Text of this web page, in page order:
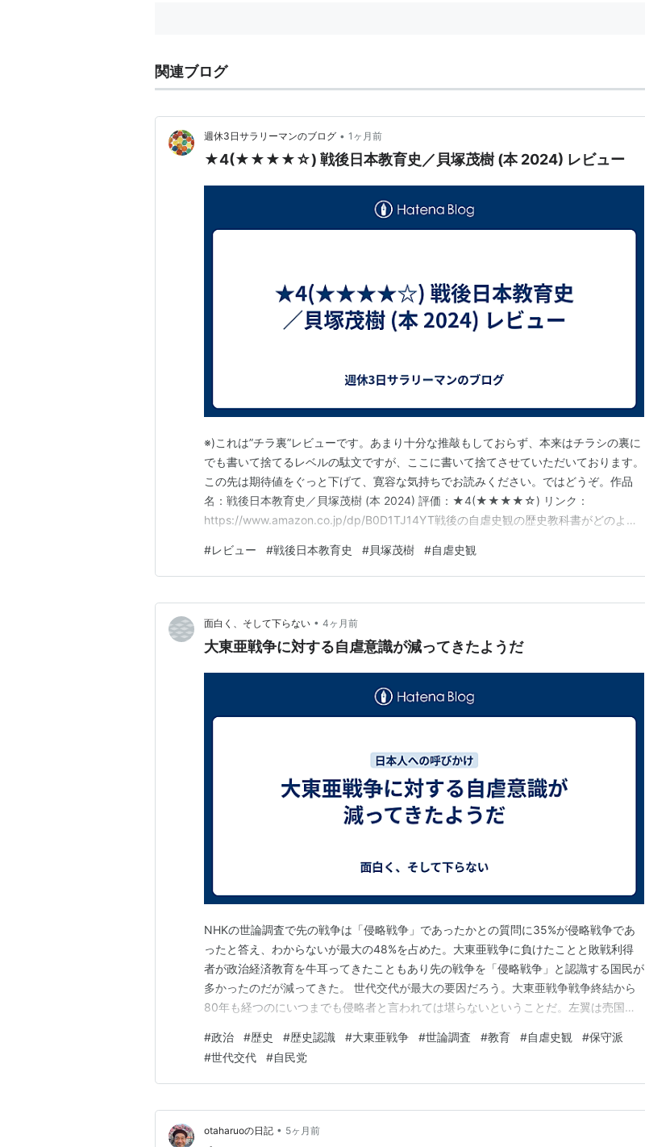
関連ブログ
週休3日サラリーマンのブログ • 1ヶ月前
★4(★★★★☆) 戦後日本教育史／貝塚茂樹 (本 2024) レビュー
※)これは”チラ裏”レビューです。あまり十分な推敲もしておらず、本来はチラシの裏に
でも書いて捨てるレベルの駄文ですが、ここに書いて捨てさせていただいております。
この先は期待値をぐっと下げて、寛容な気持ちでお読みください。ではどうぞ。作品
名：戦後日本教育史／貝塚茂樹 (本 2024) 評価：★4(★★★★☆) リンク：
https://www.amazon.co.jp/dp/B0D1TJ14YT戦後の自虐史観の歴史教科書がどのよう
冠したこの本を見つけ、新書の、しかもKindle版なのに価格が1186円と高いことに少
し怯ん…
#レビュー #戦後日本教育史 #貝塚茂樹 #自虐史観
面白く、そして下らない • 4ヶ月前
大東亜戦争に対する自虐意識が減ってきたようだ
NHKの世論調査で先の戦争は「侵略戦争」であったかとの質問に35%が侵略戦争であ
ったと答え、わからないが最大の48%を占めた。大東亜戦争に負けたことと敗戦利得
者が政治経済教育を牛耳ってきたこともあり先の戦争を「侵略戦争」と認識する国民が
多かったのだが減ってきた。 世代交代が最大の要因だろう。大東亜戦争戦争終結から
80年も経つのにいつまでも侵略者と言われては堪らないということだ。左翼は売国主
くも悪くも劇的に変わることはないだろう。自民党は米国の犬だからだ。 ～～引用こ
こから～～ news.web.nhk 県民の４人に１…
#政治 #歴史 #歴史認識 #大東亜戦争 #世論調査 #教育 #自虐史観 #保守派
#世代交代 #自民党
otaharuoの日記 • 5ヶ月前